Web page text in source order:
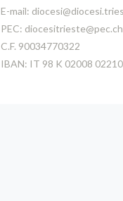
E-mail:
PEC:
C.F. 90034770322
IBAN: IT 98 K 02008